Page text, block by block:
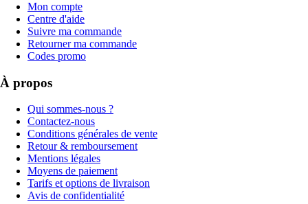
Mon compte
Centre d'aide
Suivre ma commande
Retourner ma commande
Codes promo
À propos
Qui sommes-nous ?
Contactez-nous
Conditions générales de vente
Retour & remboursement
Mentions légales
Moyens de paiement
Tarifs et options de livraison
Avis de confidentialité